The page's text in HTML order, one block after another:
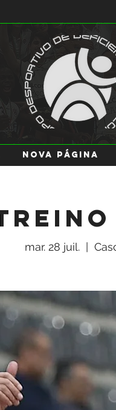
Nova página
mar. 28 juil.
  |